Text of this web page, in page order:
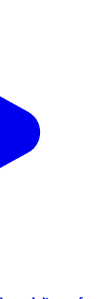
थाने में सुनवाई
पर उठाए